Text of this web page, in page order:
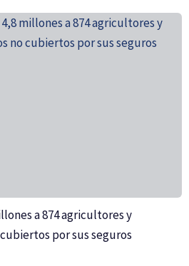
a 874 agricultores y
por sus seguros